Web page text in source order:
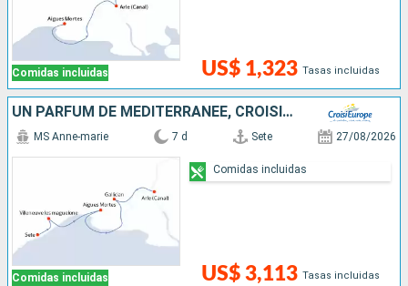
Comidas incluidas US$ 1,323 Tasas incluidas
UN PARFUM DE MÉDITERRANÉE, CROISIÈRE AUTHENTIQUE AU C½UR DE LA PROVENCE ET DE LA CAMARGUE
Comidas incluidas
MS Anne-marie 7 d Sete 27/08/2026
US$ 3,113 Tasas incluidas
Comidas incluidas